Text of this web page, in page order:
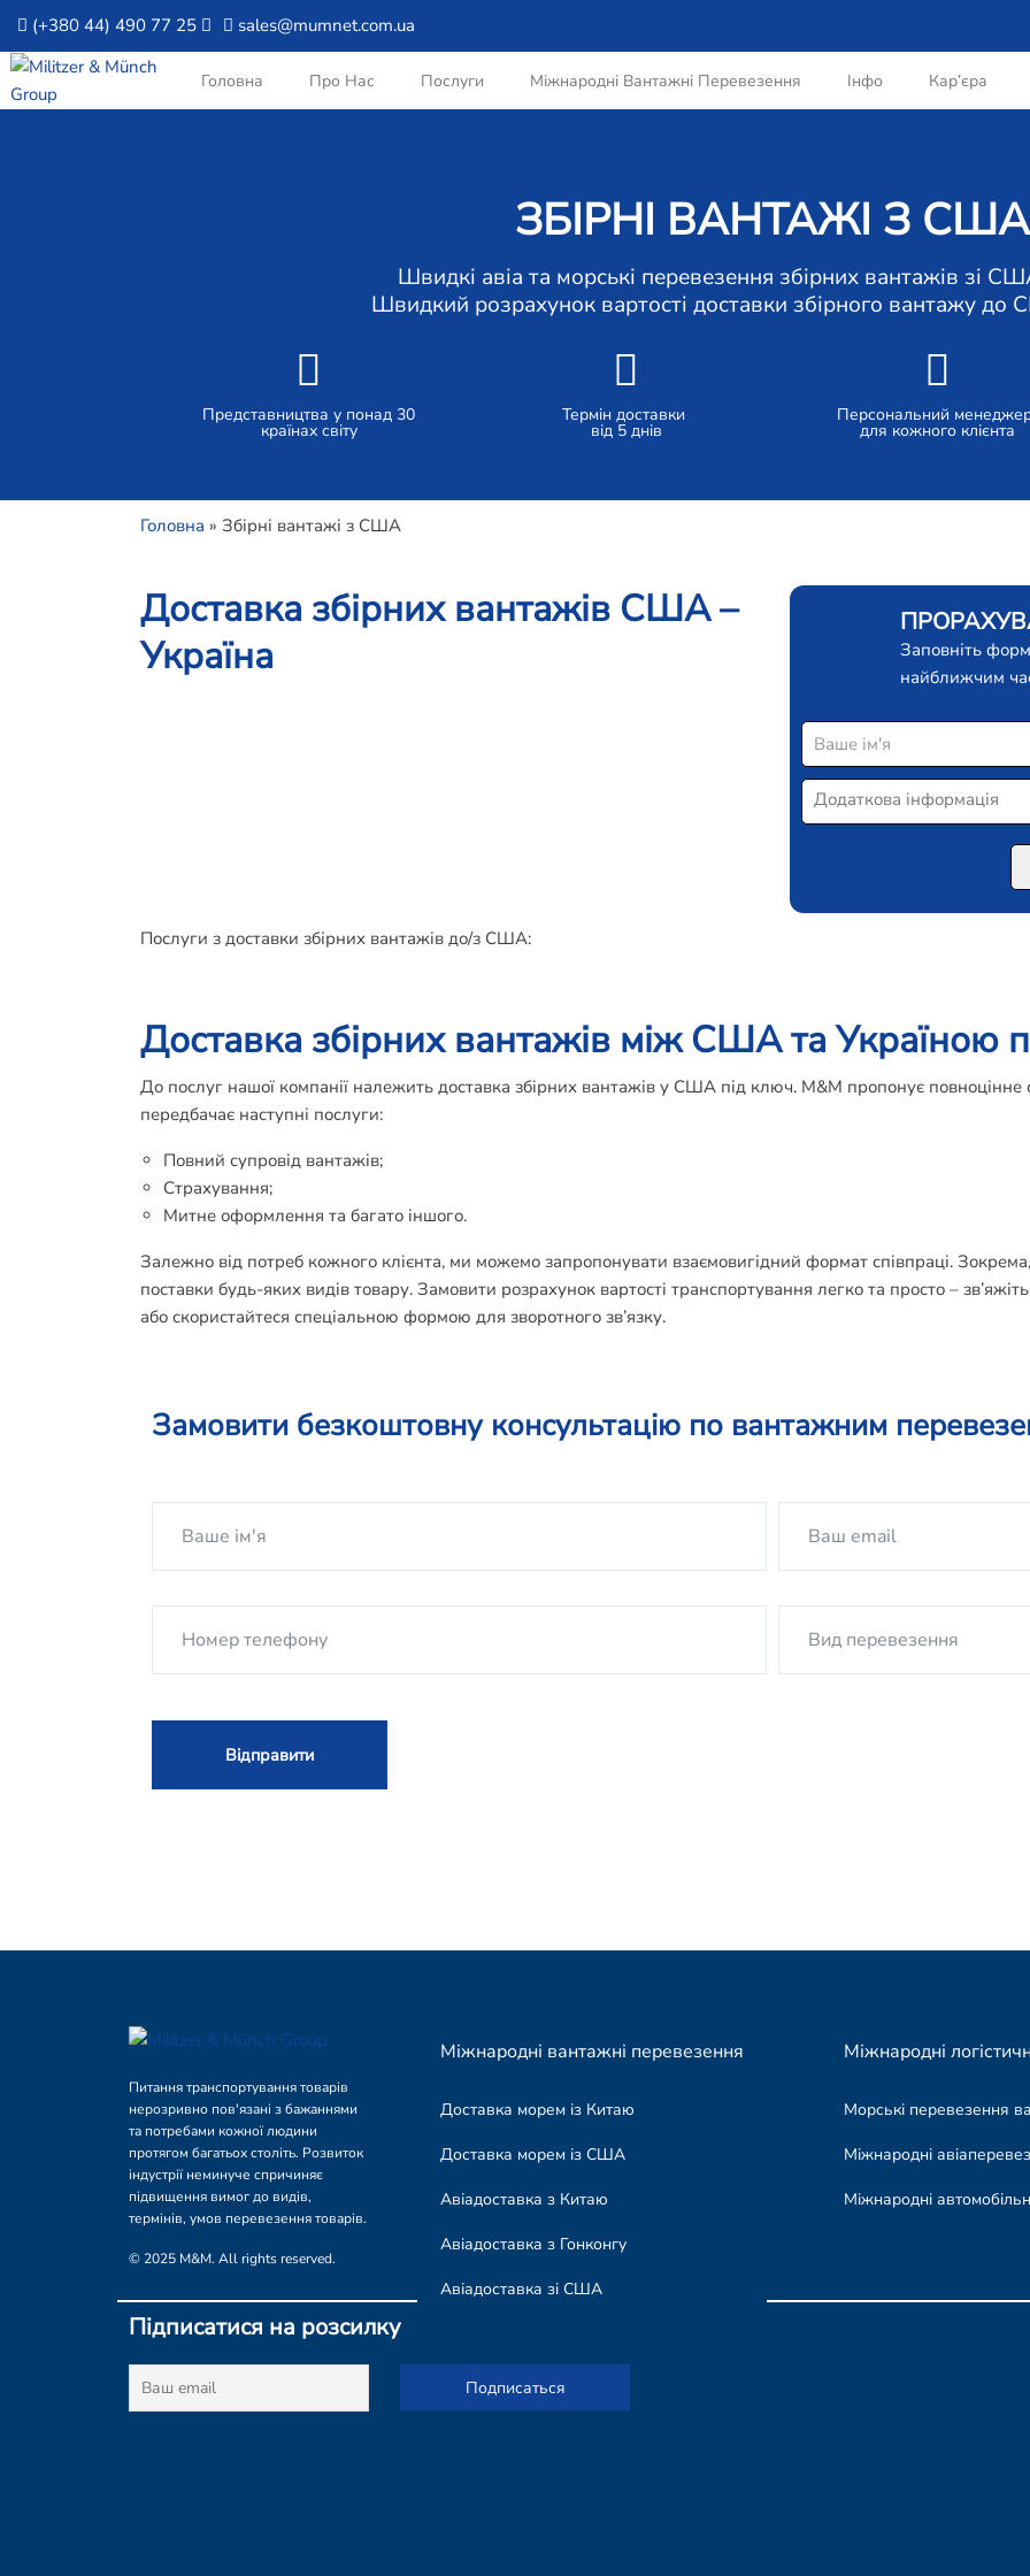
(+380 44) 490 77 25 sales@mumnet.com.ua
Головна
Про Нас Послуги Міжнародні Вантажні Перевезення Інфо Кар’єра
ЗБІРНІ ВАНТАЖІ З США
Швидкі авіа та морські перевезення збірних
Швидкий розрахунок вартості доставки збірного вантажу до
Представництва у понад 30
країнах світу
Термін доставки
від 5 днів
Персональний
для кожного клієнта
Головна » Збірні вантажі з США
Доставка збірних вантажів США –
Україна
Заповніть
найближчим
Послуги з доставки збірних вантажів до/з США:
Доставка збірних вантажів між США та Україною
До послуг нашої компанії належить доставка збірних вантажів у США під ключ. М&М пропонує повноцінне
передбачає наступні послуги:
Повний супровід вантажів;
Страхування;
Митне оформлення та багато іншого.
Залежно від потреб кожного клієнта, ми можемо запропонувати взаємовигідний формат співпраці.
поставки будь-яких видів товару. Замовити розрахунок вартості транспортування легко та просто –
або скористайтеся спеціальною формою для зворотного зв’язку.
Замовити безкоштовну консультацію по вантажним
Питання транспортування товарів
нерозривно пов'язані з бажаннями
та потребами кожної людини
протягом багатьох століть. Розвиток
індустрії неминуче спричиняє
підвищення вимог до видів,
термінів, умов перевезення товарів.
© 2025 M&M. All rights reserved.
Міжнародні вантажні перевезення
Доставка морем із Китаю
Доставка морем із США
Авіадоставка з Китаю
Авіадоставка з Гонконгу
Авіадоставка зі США
Міжнародні
Морські перевезення
Міжнародні
Міжнародні
Підписатися на розсилку